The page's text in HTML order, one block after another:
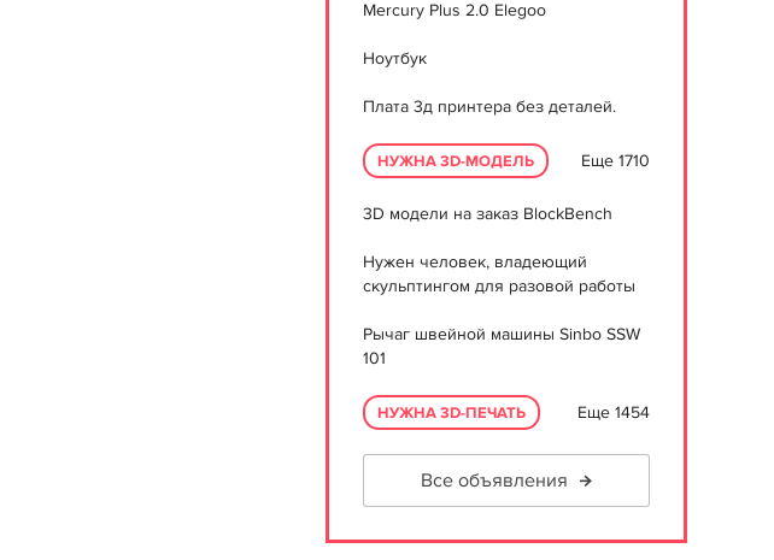
Mercury Plus 2.0 Elegoo
Ноутбук
Плата 3д принтера без деталей.
НУЖНА 3D-МОДЕЛЬ Еще 1710
3D модели на заказ BlockBench
Нужен человек, владеющий
скульптингом для разовой работы
Рычаг швейной машины Sinbo SSW
101
НУЖНА 3D-ПЕЧАТЬ Еще 1454
Все объявления